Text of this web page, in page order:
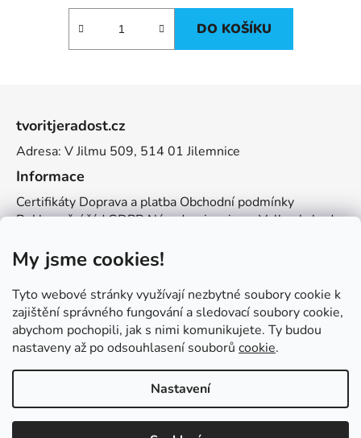
My jsme cookies!
Tyto webové stránky využívají nezbytné soubory cookie k
zajištění správného fungování a sledovací soubory cookie,
abychom pochopili, jak s nimi komunikujete. Ty budou
nastaveny až po odsouhlasení souborů cookie.
Nastavení
DO KOŠÍKU
tvoritjeradost.cz
Adresa: V Jilmu 509, 514 01 Jilemnice
Informace
Certifikáty Doprava a platba Obchodní podmínky
Reklamační řádGDPRNávody a inspiraceVelkoobchod
Kontakt
info@zemetvoreni.cz Míša:605 077 705
Adél:775 683 521
Zemětvoření
Vytvořil Shoptet